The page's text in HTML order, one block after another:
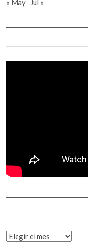
« May
Jul »
HISTÓRICO